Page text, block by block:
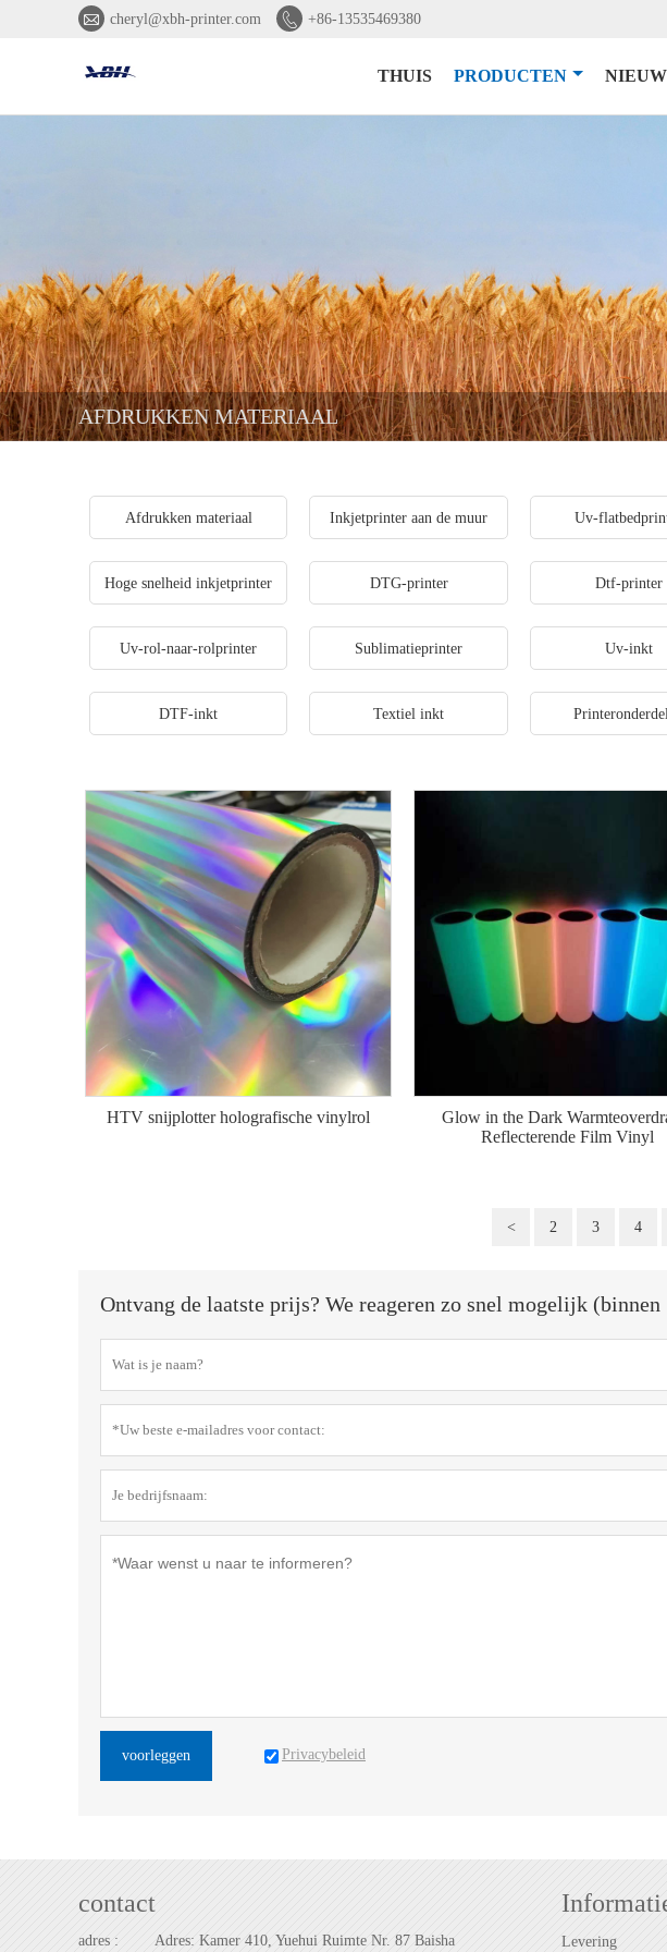
 cheryl@xbh-printer.com  +86-13535469380
THUIS PRODUCTEN
AFDRUKKEN MATERIAAL
Afdrukken materiaal Inkjetprinter aan de muur Uv-
Hoge snelheid inkjetprinter DTG-printer Dtf-printer
Uv-rol-naar-rolprinter Sublimatieprinter Uv-inkt
DTF-inkt Textiel inkt
HTV snijplotter holografische vinylrol
Glow in the Dark
Reflecterende Film Vinyl
< 2 3 4
Ontvang de laatste prijs? We reageren zo snel mogelijk (binnen
voorleggen Privacybeleid
contact
adres : Adres: Kamer 410, Yuehui Ruimte Nr. 87 Baisha Levering